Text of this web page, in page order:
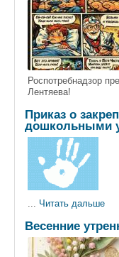
Роспотребнадзор
Лентяева!
Приказ о
дошкольными
Читать дальше
Весенние